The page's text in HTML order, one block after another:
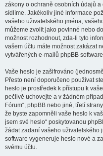
zákony o ochraně osobních údajů a
sídlíme. Jakékoliv jiné informace
vašeho uživatelského jména,
můžeme zvolit jako povinné nebo
možnost rozhodnout, zda-li tyto
vašem účtu máte možnost zakázat
vytvářených e-mailů phpBB
Vaše heslo je zašifrováno
Přesto není doporučeno používat
heslo je prostředek k přístupu k
pečlivě uchovejte a v žádném
Fórum“, phpBB nebo jiné, třetí
že byste zapomněli vaše heslo k
jsem své heslo“ poskytovanou
žádat zadaní vašeho uživatelského
software vygeneruje heslo nové a
svému účtu.